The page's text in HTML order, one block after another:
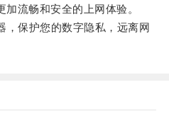
流畅和安全的上网体验。
保护您的数字隐私，远离网